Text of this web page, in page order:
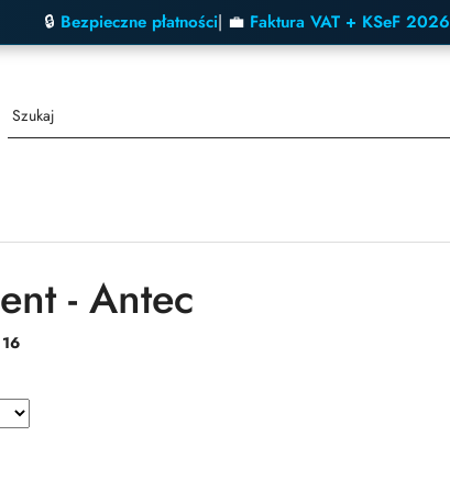
🔒 Bezpieczne płatności| 💼 Faktura VAT + KSeF 2026
- Antec
16